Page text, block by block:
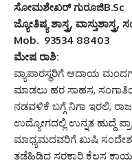
ಸೋಮಶೇಖರ್ ಗುರೂಜಿB.Sc
ಜ್ಯೋತಿಷ್ಯ ಶಾಸ್ತ್ರ,
Mob. 93534 88403
ಮೇಷ ರಾಶಿ:
ವ್ಯಾಪಾರಸ್ಥರಿಗೆ ಆದಾಯ
ಮಾಡಲು ಹರ ಸಾಹಸ,
ನಡವಳಿಕೆ ಬಗ್ಗೆ ನಿಗಾ ಇರಲಿ,
ಉದ್ಯೋಗದಲ್ಲಿ ಉನ್ನತ ಹುದ್ದೆ
ಮಾಧ್ಯಮದವರಿಗೆ ಖುಷಿ
ತಡೆಹಿಡಿದ ಸರಕಾರಿ ಕೆಲಸ